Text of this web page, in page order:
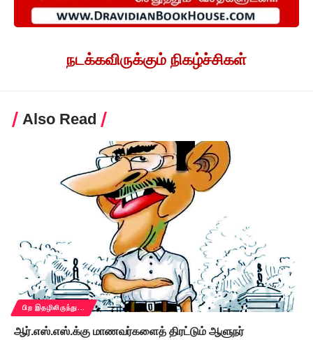
நடக்கவிருக்கும் நிகழ்ச்சிகள்
Also Read
பிற இதழிலிருந்து...
ஆர்.எஸ்.எஸ்.க்கு மாணவர்களைத் திரட்டும் ஆளுநர்